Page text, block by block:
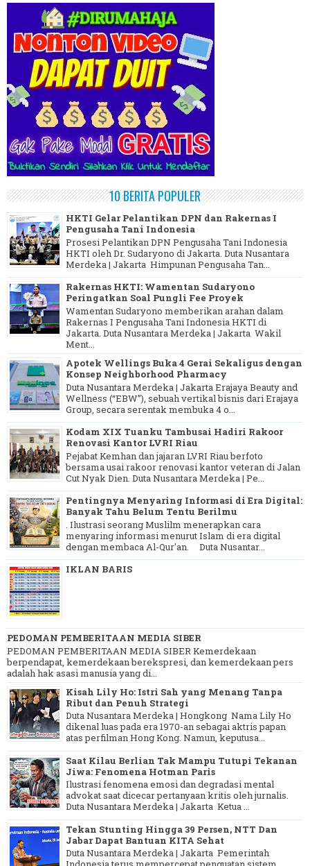
10 BERITA POPULER
HKTI Gelar Pelantikan DPN dan Rakernas I
Pengusaha Tani Indonesia
Prosesi Pelantikan DPN Pengusaha Tani Indonesia
HKTI oleh Dr. Sudaryono di Jakarta. Duta Nusantara
Merdeka | Jakarta Himpunan Pengusaha Tan...
Rakernas HKTI: Wamentan Sudaryono
Peringatkan Soal Pungli Fee Proyek
Wamentan Sudaryono memberikan arahan dalam
Rakernas I Pengusaha Tani Indonesia HKTI di
Jakarta. Duta Nusantara Merdeka | Jakarta Wakil
Ment...
Apotek Wellings Buka 4 Gerai Sekaligus dengan
Konsep Neighborhood Pharmacy
Duta Nusantara Merdeka | Jakarta Erajaya Beauty and
Wellness (“EBW”), sebuah vertikal bisnis dari Erajaya
Group, secara serentak membuka 4 o...
Kodam XIX Tuanku Tambusai Hadiri Rakoor
Renovasi Kantor LVRI Riau
Pejabat Kemhan dan jajaran LVRI Riau berfoto
bersama usai rakoor renovasi kantor veteran di Jalan
Cut Nyak Dien. Duta Nusantara Merdeka | Pe...
Pentingnya Menyaring Informasi di Era Digital:
Banyak Tahu Belum Tentu Berilmu
. Ilustrasi seorang Muslilm menerapkan cara
menyaring informasi menurut Islam di era digital
dengan membaca Al-Qur'an. Duta Nusantar...
IKLAN BARIS
PEDOMAN PEMBERITAAN MEDIA SIBER
PEDOMAN PEMBERITAAN MEDIA SIBER Kemerdekaan
berpendapat, kemerdekaan berekspresi, dan kemerdekaan pers
adalah hak asasi manusia yang di...
Kisah Lily Ho: Istri Sah yang Menang Tanpa
Ribut dan Penuh Strategi
Duta Nusantara Merdeka | Hongkong Nama Lily Ho
dikenal luas pada era 1970-an sebagai aktris papan
atas perfilman Hong Kong. Namun, keputusa...
Saat Kilau Berlian Tak Mampu Tutupi Tekanan
Jiwa: Fenomena Hotman Paris
Ilustrasi fenomena emosi dan degradasi mental
advokat saat dicecar pertanyaan kritis oleh jurnalis.
Duta Nusantara Merdeka | Jakarta Ketua ...
Tekan Stunting Hingga 39 Persen, NTT Dan
Jabar Dapat Bantuan KITA Sehat
Duta Nusantara Merdeka | Jakarta Pemerintah